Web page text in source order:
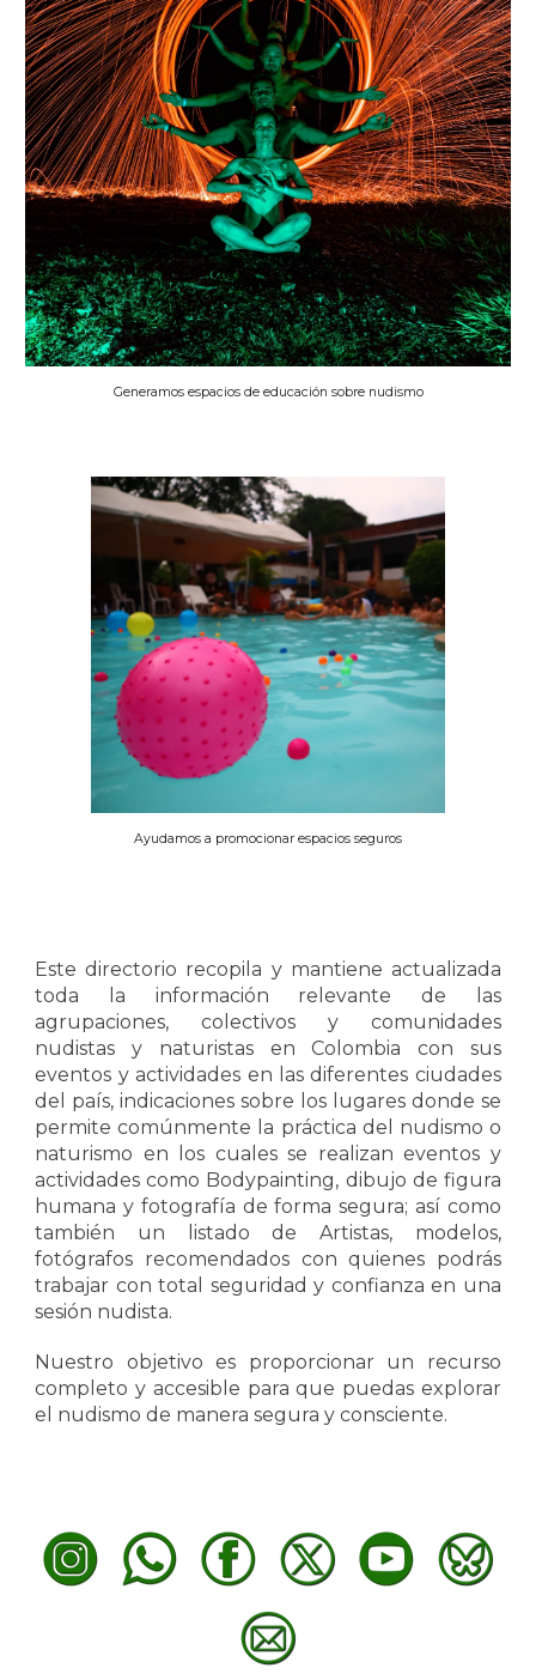
Generamos espacios de educación sobre nudismo
Ayudamos a promocionar espacios seguros
Este directorio recopila y mantiene actualizada
toda la información relevante de las
agrupaciones, colectivos y comunidades
nudistas y naturistas en Colombia con sus
eventos y actividades en las diferentes ciudades
del país, indicaciones sobre los lugares donde se
permite comúnmente la práctica del nudismo o
naturismo en los cuales se realizan eventos y
actividades como Bodypainting, dibujo de figura
humana y fotografía de forma segura; así como
también un listado de Artistas, modelos,
fotógrafos recomendados con quienes podrás
trabajar con total seguridad y confianza en una
sesión nudista.
Nuestro objetivo es proporcionar un recurso
completo y accesible para que puedas explorar
el nudismo de manera segura y consciente.